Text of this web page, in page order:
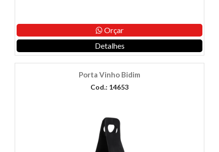
Orçar
Detalhes
Porta Vinho Bidim
Cod.: 14653